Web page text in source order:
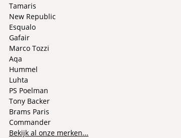
Tamaris
New Republic
Esqualo
Gafair
Marco Tozzi
Aqa
Hummel
Luhta
PS Poelman
Tony Backer
Brams Paris
Commander
Bekijk al onze merken...